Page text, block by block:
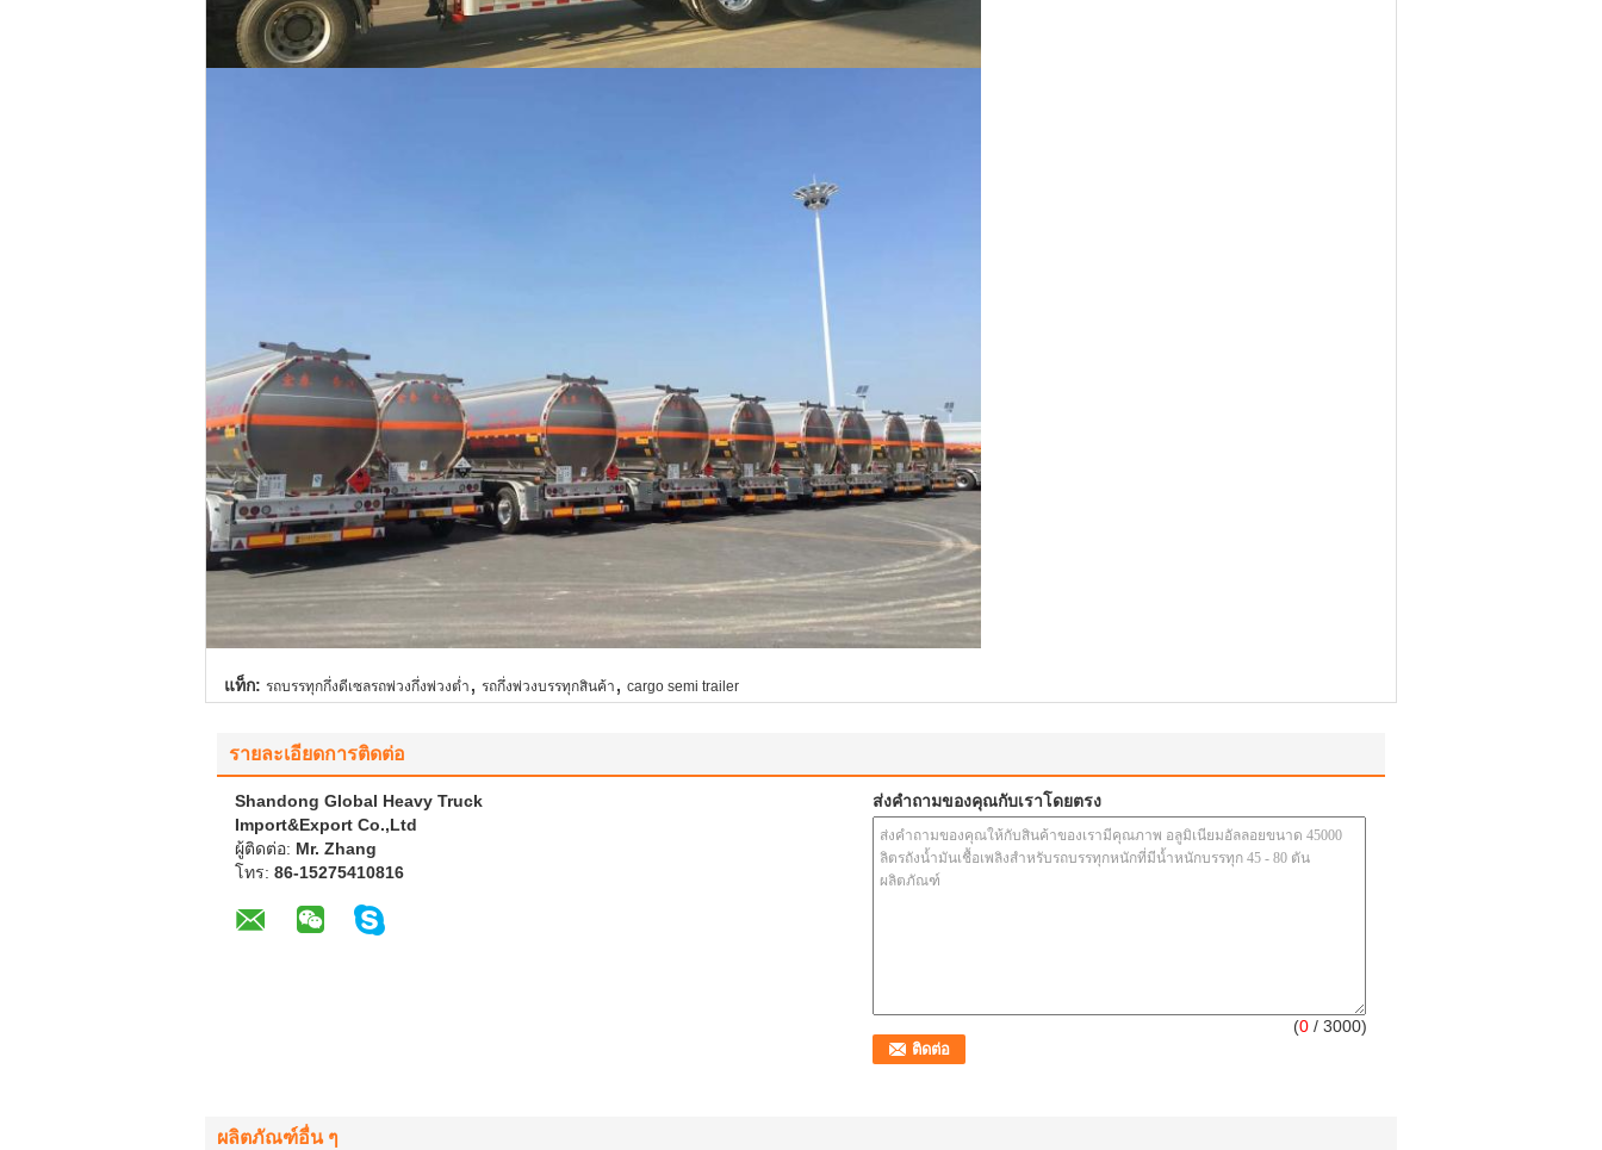
แท็ก: รถบรรทุกกึ่งดีเซลรถพ่วงกึ่งพ่วงต่ำ , รถกึ่งพ่วงบรรทุกสินค้า , cargo semi trailer
รายละเอียดการติดต่อ
Shandong Global Heavy Truck
Import&Export Co.,Ltd
ผู้ติดต่อ: Mr. Zhang
โทร: 86-15275410816
ส่งคำถามของคุณกับเราโดยตรง
(0 / 3000)
ผลิตภัณฑ์อื่น ๆ